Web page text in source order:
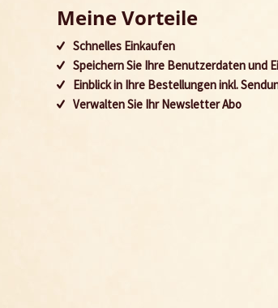
Meine Vorteile
Schnelles Einkaufen
Speichern Sie Ihre Benutzerdaten und
Einblick in Ihre Bestellungen inkl.
Verwalten Sie Ihr Newsletter Abo